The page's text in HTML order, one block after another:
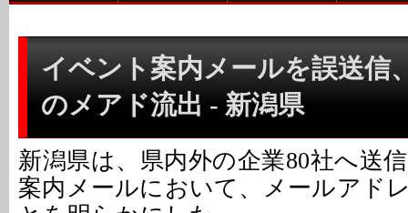
イベント案内メールを誤送信
のメアド流出 - 新潟県
新潟県は、県内外の企業80社へ送
案内メールにおいて、メールアド